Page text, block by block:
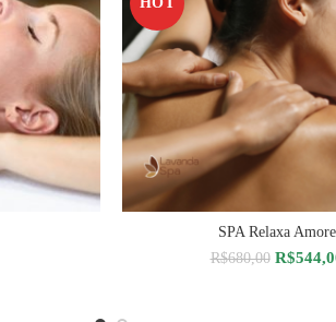
ADICIONAR AO
SPA Relaxa Amore
R$680,00 O
R$